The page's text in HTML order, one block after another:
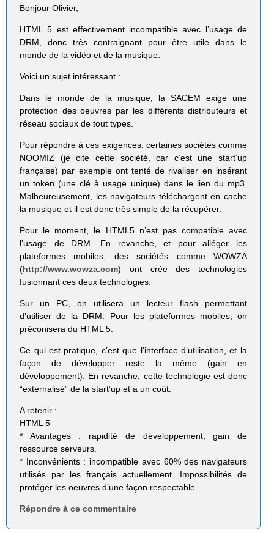
Bonjour Olivier,
HTML 5 est effectivement incompatible avec l’usage de
DRM, donc très contraignant pour être utile dans le
monde de la vidéo et de la musique.
Voici un sujet intéressant :
Dans le monde de la musique, la SACEM exige une
protection des oeuvres par les différents distributeurs et
réseau sociaux de tout types.
Pour répondre à ces exigences, certaines sociétés comme
NOOMIZ (je cite cette société, car c’est une start’up
française) par exemple ont tenté de rivaliser en insérant
un token (une clé à usage unique) dans le lien du mp3.
Malheureusement, les navigateurs téléchargent en cache
la musique et il est donc très simple de la récupérer.
Pour le moment, le HTML5 n’est pas compatible avec
l’usage de DRM. En revanche, et pour alléger les
plateformes mobiles, des sociétés comme WOWZA
(http://www.wowza.com) ont crée des technologies
fusionnant ces deux technologies.
Sur un PC, on utilisera un lecteur flash permettant
d’utiliser de la DRM. Pour les plateformes mobiles, on
préconisera du HTML 5.
Ce qui est pratique, c’est que l’interface d’utilisation, et la
façon de développer reste la même (gain en
développement). En revanche, cette technologie est donc
“externalisé” de la start’up et a un coût.
A retenir :
HTML 5
* Avantages : rapidité de développement, gain de
ressource serveurs.
* Inconvénients : incompatible avec 60% des navigateurs
utilisés par les français actuellement. Impossibilités de
protéger les oeuvres d’une façon respectable.
Répondre à ce commentaire